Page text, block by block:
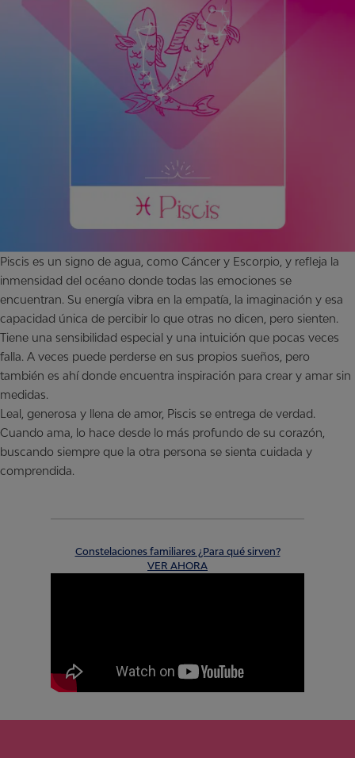
Piscis es un signo de agua, como Cáncer y Escorpio, y refleja la
inmensidad del océano donde todas las emociones se
encuentran. Su energía vibra en la empatía, la imaginación y esa
capacidad única de percibir lo que otras no dicen, pero sienten.
Tiene una sensibilidad especial y una intuición que pocas veces
falla. A veces puede perderse en sus propios sueños, pero
también es ahí donde encuentra inspiración para crear y amar sin
medidas.
Leal, generosa y llena de amor, Piscis se entrega de verdad.
Cuando ama, lo hace desde lo más profundo de su corazón,
buscando siempre que la otra persona se sienta cuidada y
comprendida.
Constelaciones familiares ¿Para qué sirven?
VER AHORA